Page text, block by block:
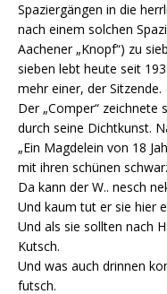
Spaziergängen in die
nach einem solchen
Aachener „Knopf“) zu
sieben lebt heute seit
mehr einer, der Sitzende.
Der „Comper“ zeichnete
durch seine Dichtkunst.
„Ein Magdelein von 18
mit ihren schünen
Da kann der W.. nesch
Und kaum tut er sie hier
Und als sie sollten nach
Kutsch.
Und was auch drinnen
futsch.